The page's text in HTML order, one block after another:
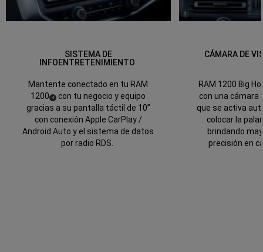
SISTEMA DE
INFOENTRETENIMIENTO
Mantente conectado en tu RAM
1200 ( 4) con tu negocio y equipo
gracias a su pantalla táctil de 10”
con conexión Apple CarPlay /
Android Auto y el sistema de datos
por radio RDS.
(2
CÁMARA DE
RAM 1200 Big
con una cámara
que se activa
colocar la
brindando
precisión en